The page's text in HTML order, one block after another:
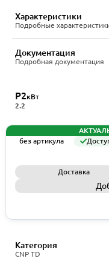
Характеристики
Подробные
Документация
Подробная документация
P2кВт
2.2
без артикула
Доставка
CNP TD
Категория